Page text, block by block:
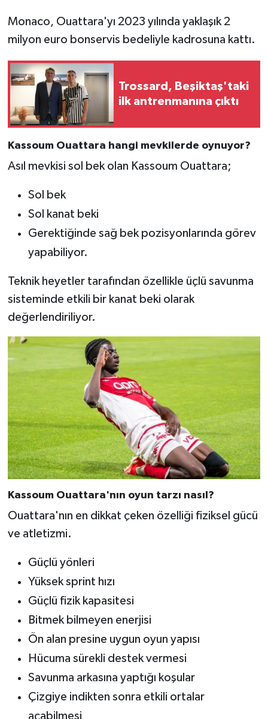
Monaco, Ouattara'yı 2023 yılında yaklaşık 2
milyon euro bonservis bedeliyle kadrosuna kattı.
Trossard, Beşiktaş'taki
ilk antrenmanına çıktı
Kassoum Ouattara hangi mevkilerde oynuyor?
Asıl mevkisi sol bek olan Kassoum Ouattara;
Sol bek
Sol kanat beki
Gerektiğinde sağ bek pozisyonlarında görev
yapabiliyor.
Teknik heyetler tarafından özellikle üçlü savunma
sisteminde etkili bir kanat beki olarak
değerlendiriliyor.
Kassoum Ouattara'nın oyun tarzı nasıl?
Ouattara'nın en dikkat çeken özelliği fiziksel gücü
ve atletizmi.
Güçlü yönleri
Yüksek sprint hızı
Güçlü fizik kapasitesi
Bitmek bilmeyen enerjisi
Ön alan presine uygun oyun yapısı
Hücuma sürekli destek vermesi
Savunma arkasına yaptığı koşular
Çizgiye indikten sonra etkili ortalar
açabilmesi